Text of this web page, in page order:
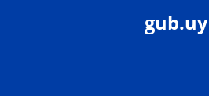
gub.uy